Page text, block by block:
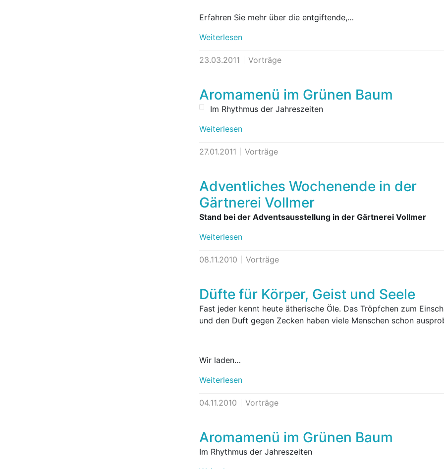
Erfahren Sie mehr über die entgiftende,…
Weiterlesen
23.03.2011 Vorträge
Aromamenü im Grünen Baum
Im Rhythmus der Jahreszeiten
Weiterlesen
27.01.2011 Vorträge
Adventliches Wochenende in der
Gärtnerei Vollmer
Stand bei der Adventsausstellung in der Gärtnerei Vollmer
Weiterlesen
08.11.2010 Vorträge
Düfte für Körper, Geist und Seele
Fast jeder kennt heute ätherische Öle. Das Tröpfchen zum
und den Duft gegen Zecken haben viele Menschen schon
Wir laden…
Weiterlesen
04.11.2010 Vorträge
Aromamenü im Grünen Baum
Im Rhythmus der Jahreszeiten